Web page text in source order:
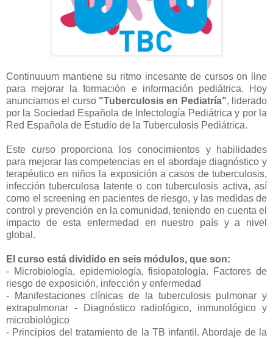
Continuuum mantiene su ritmo incesante de cursos on line
para mejorar la formación e información pediátrica. Hoy
anunciamos el curso "Tuberculosis en Pediatría", liderado
por la Sociedad Española de Infectología Pediátrica y por la
Red Española de Estudio de la Tuberculosis Pediátrica.
Este curso proporciona los conocimientos y habilidades
para mejorar las competencias en el abordaje diagnóstico y
terapéutico en niños la exposición a casos de tuberculosis,
infección tuberculosa latente o con tuberculosis activa, así
como el screening en pacientes de riesgo, y las medidas de
control y prevención en la comunidad, teniendo en cuenta el
impacto de esta enfermedad en nuestro país y a nivel
global.
El curso está dividido en seis módulos, que son:
- Microbiología, epidemiología, fisiopatología. Factores de
riesgo de exposición, infección y enfermedad
- Manifestaciones clínicas de la tuberculosis pulmonar y
extrapulmonar - Diagnóstico radiológico, inmunológico y
microbiológico
- Principios del tratamiento de la TB infantil. Abordaje de la